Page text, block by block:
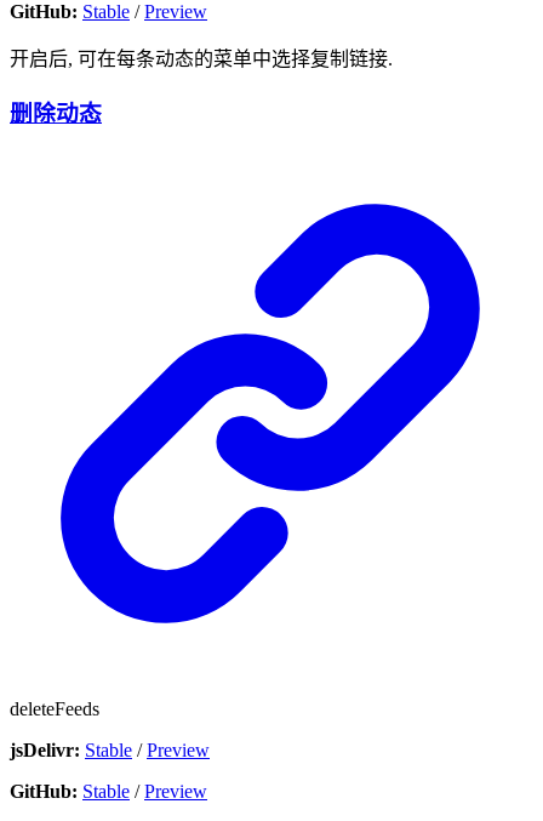
GitHub: Stable /Preview
开启后, 可在每条动态的菜单中选择复制链接.
删除动态
deleteFeeds
jsDelivr: Stable /Preview
GitHub: Stable /Preview